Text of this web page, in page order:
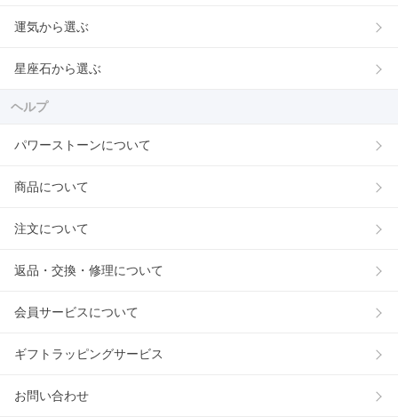
運気から選ぶ
星座石から選ぶ
ヘルプ
パワーストーンについて
商品について
注文について
返品・交換・修理について
会員サービスについて
ギフトラッピングサービス
お問い合わせ